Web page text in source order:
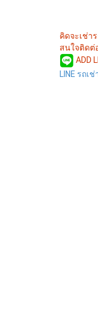
คิดจะเช่าร
สนใจติดต่
ADD
LINE รถเช่